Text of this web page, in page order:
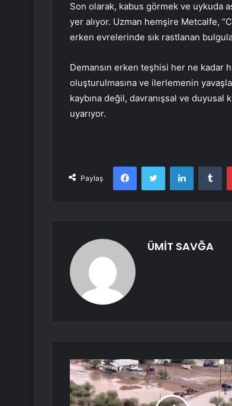
Son olarak, kabus görmek ve uykuda
yer alıyor. Uzman hemşire Metcalfe,
erken evrelerinde sık rastlanan
Demansın erken teşhisi her ne kadar
oluşturulmasına ve ilerlemenin
kaybına değil, davranışsal ve
uyarıyor.
Paylaş
FacebookTwitter LinkedIn
ÜMİT SAVĞA